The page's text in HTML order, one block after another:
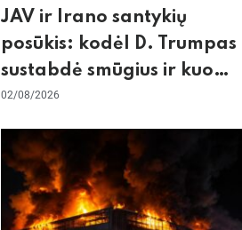
JAV ir Irano santykių
posūkis: kodėl D. Trumpas
sustabdė smūgius ir kuo
rizikuoja pasaulio
02/08/2026